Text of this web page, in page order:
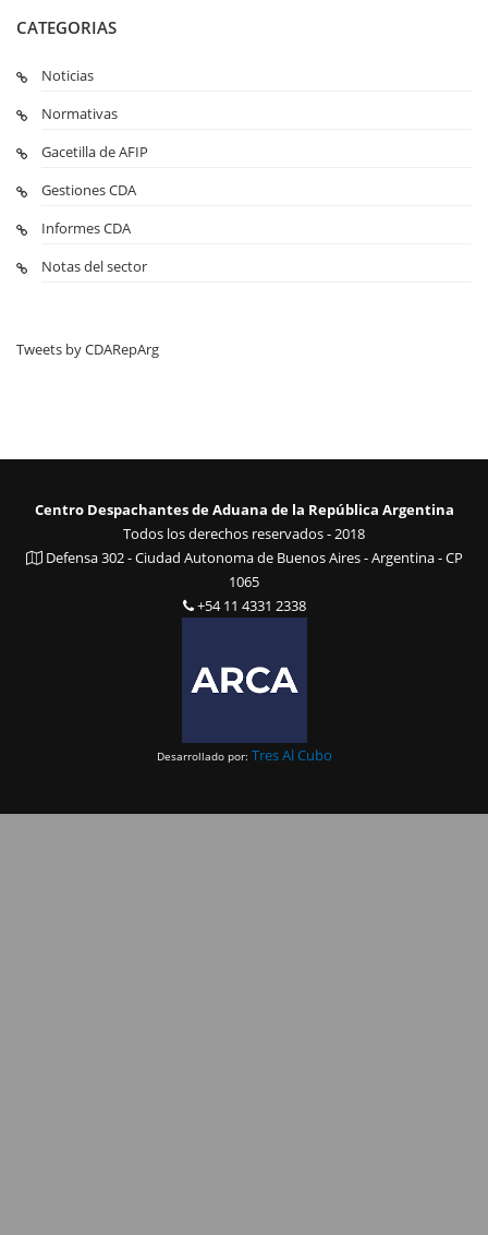
CATEGORIAS
Noticias
Normativas
Gacetilla de AFIP
Gestiones CDA
Informes CDA
Notas del sector
Tweets by CDARepArg
Centro Despachantes de Aduana de la República Argentina
Todos los derechos reservados - 2018
Defensa 302 - Ciudad Autonoma de Buenos Aires - Argentina - CP
1065
+54 11 4331 2338
Desarrollado por: Tres Al Cubo